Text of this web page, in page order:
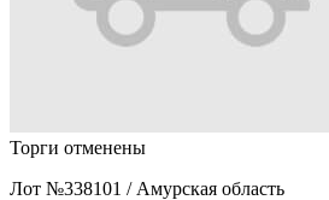
Торги отменены
Лот №338101 / Амурская область